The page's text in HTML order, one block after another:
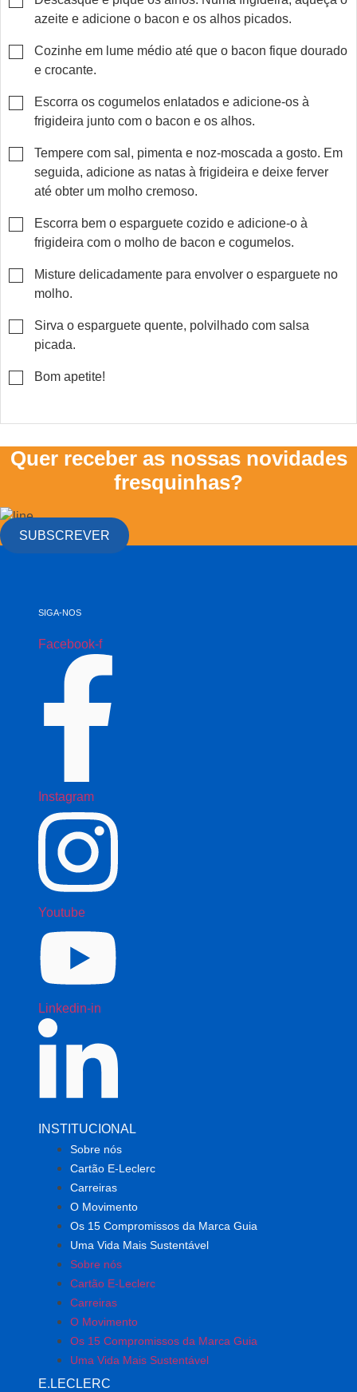
azeite e adicione o bacon e os alhos picados.
▢
Cozinhe em lume médio até que o bacon fique dourado
e crocante.
▢
Escorra os cogumelos enlatados e adicione-os à
frigideira junto com o bacon e os alhos.
▢
Tempere com sal, pimenta e noz-moscada a gosto. Em
seguida, adicione as natas à frigideira e deixe ferver
até obter um molho cremoso.
▢
Escorra bem o esparguete cozido e adicione-o à
frigideira com o molho de bacon e cogumelos.
▢
Misture delicadamente para envolver o esparguete no
molho.
▢
Sirva o esparguete quente, polvilhado com salsa
picada.
▢
Bom apetite!
Quer receber as nossas novidades
fresquinhas?
SUBSCREVER
SIGA-NOS
Facebook-f
Instagram
Youtube
Linkedin-in
INSTITUCIONAL
Sobre nós
Cartão E-Leclerc
Carreiras
O Movimento
Os 15 Compromissos da Marca Guia
Uma Vida Mais Sustentável
Sobre nós
Cartão E-Leclerc
Carreiras
O Movimento
Os 15 Compromissos da Marca Guia
Uma Vida Mais Sustentável
E.LECLERC